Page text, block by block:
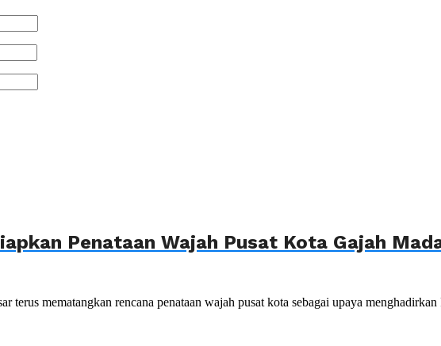
Penataan Wajah Pusat Kota Gajah
terus mematangkan rencana penataan wajah pusat kota sebagai upaya menghadirkan